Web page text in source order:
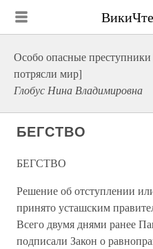
Особо опасные
потрясли мир]
Глобус Нина Владимировна
БЕГСТВО
БЕГСТВО
Решение об отступлении
принято усташским
Всего двумя днями ранее
подписали Закон о